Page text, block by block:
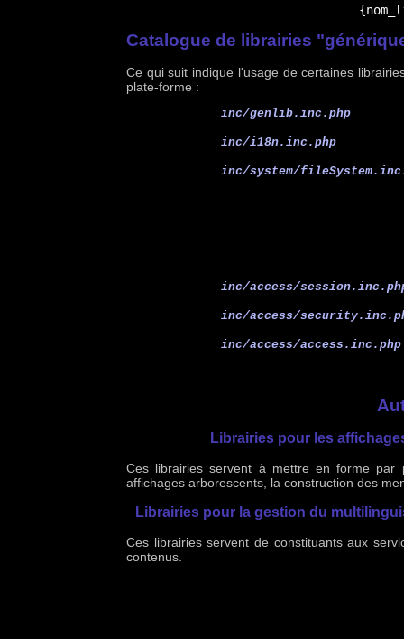
Catalogue de librairies
Ce qui suit indique l'usage de certaines
plate-forme :
inc/genlib.inc.php
inc/i18n.inc.php
inc/system/
inc/access/
inc/access/
inc/access/access.inc.php
Librairies pour les
Ces librairies servent à mettre en forme par
affichages arborescents, la construction des
Librairies pour la gestion du
Ces librairies servent de constituants aux
contenus.